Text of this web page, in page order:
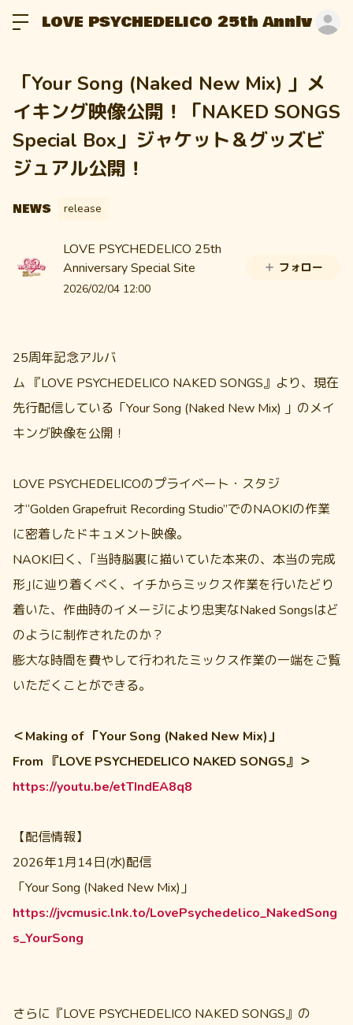
LOVE PSYCHEDELICO 25th
「Your Song (Naked New Mix) 」メ
イキング映像公開！「NAKED SONGS
Special Box」ジャケット＆グッズビ
ジュアル公開！
NEWS release
LOVE PSYCHEDELICO 25th
Anniversary Special Site
2026/02/04 12:00
フォロー
25周年記念アルバ
ム 『LOVE PSYCHEDELICO NAKED SONGS』より、現在
先行配信している「Your Song (Naked New Mix) 」のメイ
キング映像を公開！
LOVE PSYCHEDELICOのプライベート・スタジ
オ“Golden Grapefruit Recording Studio”でのNAOKIの作業
に密着したドキュメント映像。
NAOKI曰く、｢当時脳裏に描いていた本来の、本当の完成
形｣に辿り着くべく、イチからミックス作業を行いたどり
着いた、作曲時のイメージにより忠実なNaked Songsはど
のように制作されたのか？
膨大な時間を費やして行われたミックス作業の一端をご覧
いただくことができる。
＜Making of 「Your Song (Naked New Mix)」
From 『LOVE PSYCHEDELICO NAKED SONGS』＞
https://youtu.be/etTIndEA8q8
【配信情報】
2026年1月14日(水)配信
「Your Song (Naked New Mix)」
https://jvcmusic.lnk.to/LovePsychedelico_NakedSong
s_YourSong
さらに『LOVE PSYCHEDELICO NAKED SONGS』の